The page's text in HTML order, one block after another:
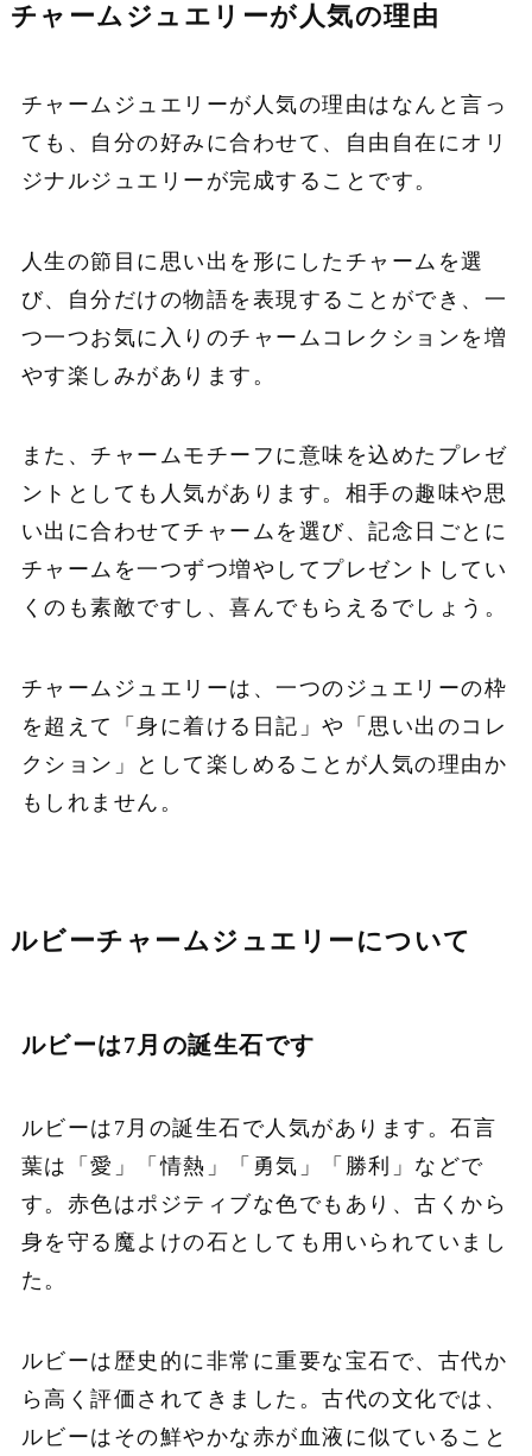
チャームジュエリーが人気の理由
チャームジュエリーが人気の理由はなんと言っ
ても、自分の好みに合わせて、自由自在にオリ
ジナルジュエリーが完成することです。
人生の節目に思い出を形にしたチャームを選
び、自分だけの物語を表現することができ、一
つ一つお気に入りのチャームコレクションを増
やす楽しみがあります。
また、チャームモチーフに意味を込めたプレゼ
ントとしても人気があります。相手の趣味や思
い出に合わせてチャームを選び、記念日ごとに
チャームを一つずつ増やしてプレゼントしてい
くのも素敵ですし、喜んでもらえるでしょう。
チャームジュエリーは、一つのジュエリーの枠
を超えて「身に着ける日記」や「思い出のコレ
クション」として楽しめることが人気の理由か
もしれません。
ルビーチャームジュエリーについて
ルビーは7月の誕生石です
ルビーは7月の誕生石で人気があります。石言
葉は「愛」「情熱」「勇気」「勝利」などで
す。赤色はポジティブな色でもあり、古くから
身を守る魔よけの石としても用いられていまし
た。
ルビーは歴史的に非常に重要な宝石で、古代か
ら高く評価されてきました。古代の文化では、
ルビーはその鮮やかな赤が血液に似ていること